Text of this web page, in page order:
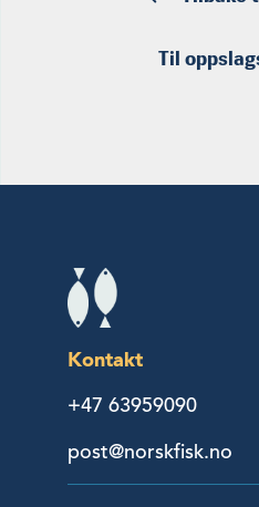
Til
Kontakt
+47 63959090
post@norskfisk.no